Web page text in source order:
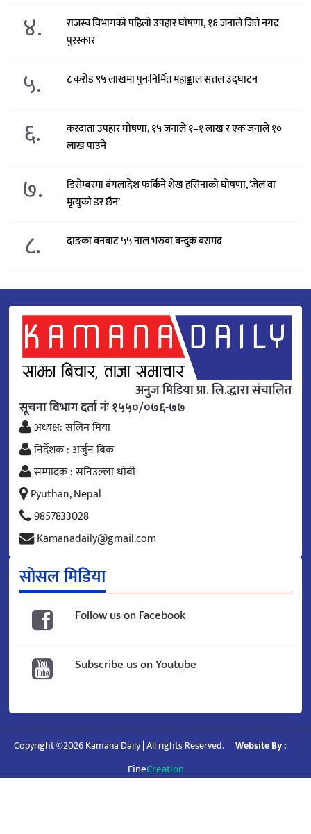
४.
राजस्व विभागको पहिलो उपहार घोषणा, १६ जनाले जिते नगद
पुरस्कार
५. ८ करोड ९५ लाखमा पुनःनिर्मित महाङ्काल सत्तल उद्घाटन
६.
करदाता उपहार घोषणा, १५ जनाले १–१ लाख र एक जनाले १०
लाख पाउने
७.
डिसेम्बरमा बंगलादेश फर्किने शेख हसिनाको घोषणा, ‘जेल वा
मृत्युको डर छैन’
८. दाङका वनबाट ५५ नाल भरुवा बन्दुक बरामद
अनुज मिडिया प्रा. लि.द्धारा संचालित
सूचना विभाग दर्ता नंः १५५०/०७६-७७
अध्यक्ष: सलिम मिया
निर्देशक : अर्जुन बिक
सम्पादक : सनिउल्ला धोबी
Pyuthan, Nepal
9857833028
Kamanadaily@gmail.com
सोसल मिडिया
Follow us on Facebook
Subscribe us on Youtube
Copyright ©2026 Kamana Daily | All rights Reserved. Website By :
FineCreation